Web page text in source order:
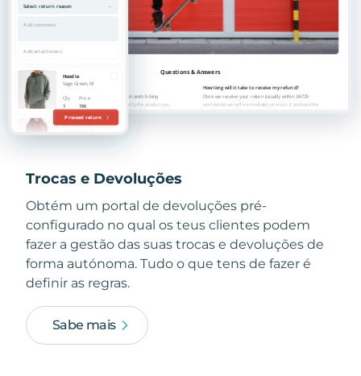
Trocas e Devoluções
Obtém um portal de devoluções pré-
configurado no qual os teus clientes podem
fazer a gestão das suas trocas e devoluções de
forma autónoma. Tudo o que tens de fazer é
definir as regras.
Sabe mais